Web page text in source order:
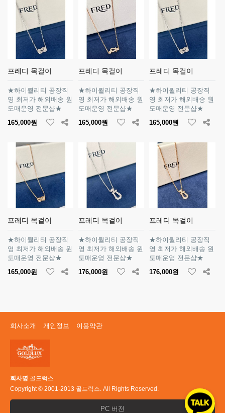
프레디 목걸이
★하이퀄리티 공장직
영 최저가 해외배송 원
도매운영 전문샵★
165,000원
프레디 목걸이
★하이퀄리티 공장직
영 최저가 해외배송 원
도매운영 전문샵★
165,000원
프레디 목걸이
★하이퀄리티 공장직
영 최저가 해외배송 원
도매운영 전문샵★
165,000원
프레디 목걸이
★하이퀄리티 공장직
영 최저가 해외배송 원
도매운영 전문샵★
165,000원
프레디 목걸이
★하이퀄리티 공장직
영 최저가 해외배송 원
도매운영 전문샵★
176,000원
프레디 목걸이
★하이퀄리티 공장직
영 최저가 해외배송 원
도매운영 전문샵★
176,000원
회사소개 개인정보 이용약관
회사명 골드럭스
Copyright © 2001-2013 골드럭스. All Rights Reserved.
PC 버전